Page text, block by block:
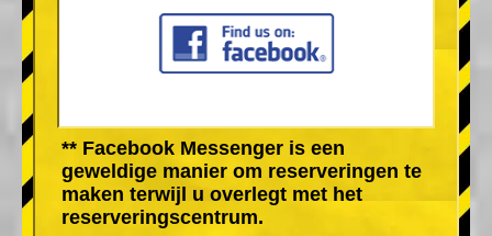
** Facebook Messenger is een
geweldige manier om reserveringen te
maken terwijl u overlegt met het
reserveringscentrum.